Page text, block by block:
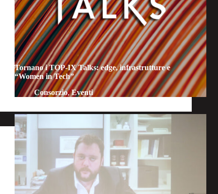
Tornano i TOP-IX Talks: edge, infrastrutture e
“Women in Tech”
Consorzio,Eventi